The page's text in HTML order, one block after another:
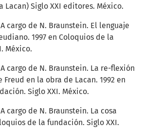
Lacan) Siglo XXI editores. México.
cargo de N. Braunstein. El lenguaje
1997 en Coloquios de la
México.
cargo de N. Braunstein. La re-flexión
en la obra de Lacan. 1992 en
Siglo XXI. México.
cargo de N. Braunstein. La cosa
de la fundación. Siglo XXI.